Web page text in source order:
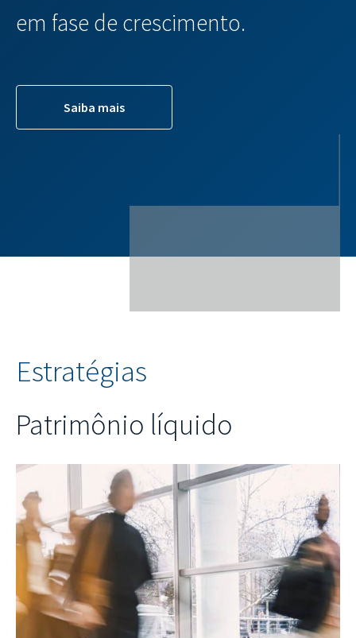
em fase de crescimento.
Saiba mais
Estratégias
Patrimônio líquido